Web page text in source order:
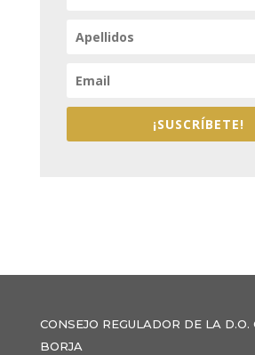
¡SUSCRÍBETE!
CONSEJO REGULADOR DE LA D.O.
BORJA